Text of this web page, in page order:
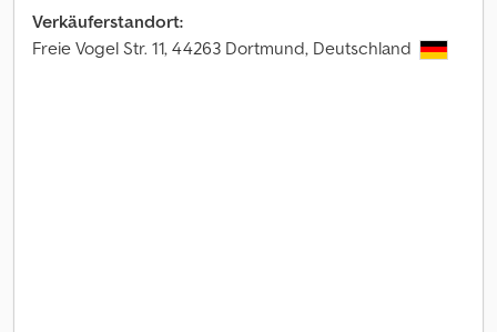
Verkäuferstandort:
Freie Vogel Str. 11, 44263 Dortmund, Deutschland